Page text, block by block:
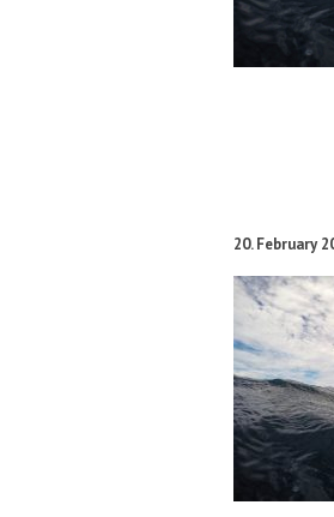
20. February